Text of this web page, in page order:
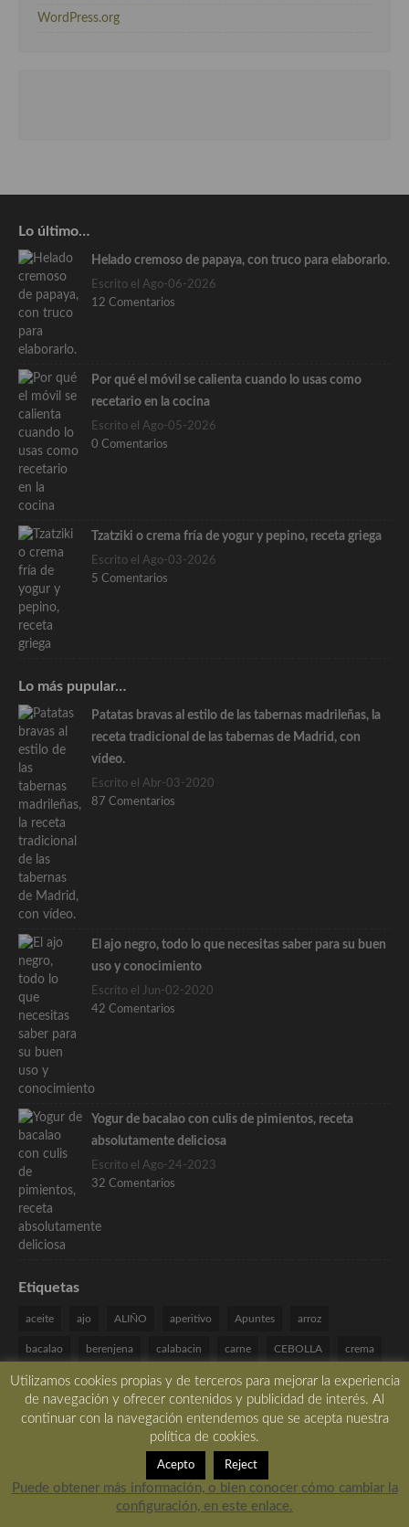
WordPress.org
Lo último…
Helado cremoso de papaya, con truco para elaborarlo.
Escrito el Ago-06-2026
12 Comentarios
Por qué el móvil se calienta cuando lo usas como
recetario en la cocina
Escrito el Ago-05-2026
0 Comentarios
Tzatziki o crema fría de yogur y pepino, receta griega
Escrito el Ago-03-2026
5 Comentarios
Lo más pupular…
Patatas bravas al estilo de las tabernas madrileñas, la
receta tradicional de las tabernas de Madrid, con
vídeo.
Escrito el Abr-03-2020
87 Comentarios
El ajo negro, todo lo que necesitas saber para su buen
uso y conocimiento
Escrito el Jun-02-2020
42 Comentarios
Yogur de bacalao con culis de pimientos, receta
absolutamente deliciosa
Escrito el Ago-24-2023
32 Comentarios
Etiquetas
aceite ajo ALIÑO aperitivo Apuntes arroz
bacalao berenjena calabacin carne CEBOLLA crema
curry ensalada gambas gastrónomia hierbas huevo
pollo queso receta
romero salmon SALSA
sin gluten sin huevo sin lactosa
Utilizamos cookies propias y de terceros para mejorar la experiencia
de navegación y ofrecer contenidos y publicidad de interés. Al
continuar con la navegación entendemos que se acepta nuestra
política de cookies.
Acepto Reject
Puede obtener más información, o bien conocer cómo cambiar la
configuración, en este enlace.